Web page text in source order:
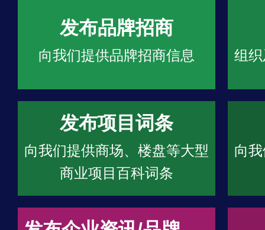
发布品牌招商
向我们提供品牌招商信息 组
发布项目词条
向我们提供商场、楼盘等大型
商业项目百科词条
向